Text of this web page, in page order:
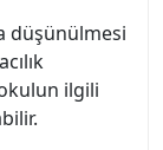
düşünülmesi
ilgili